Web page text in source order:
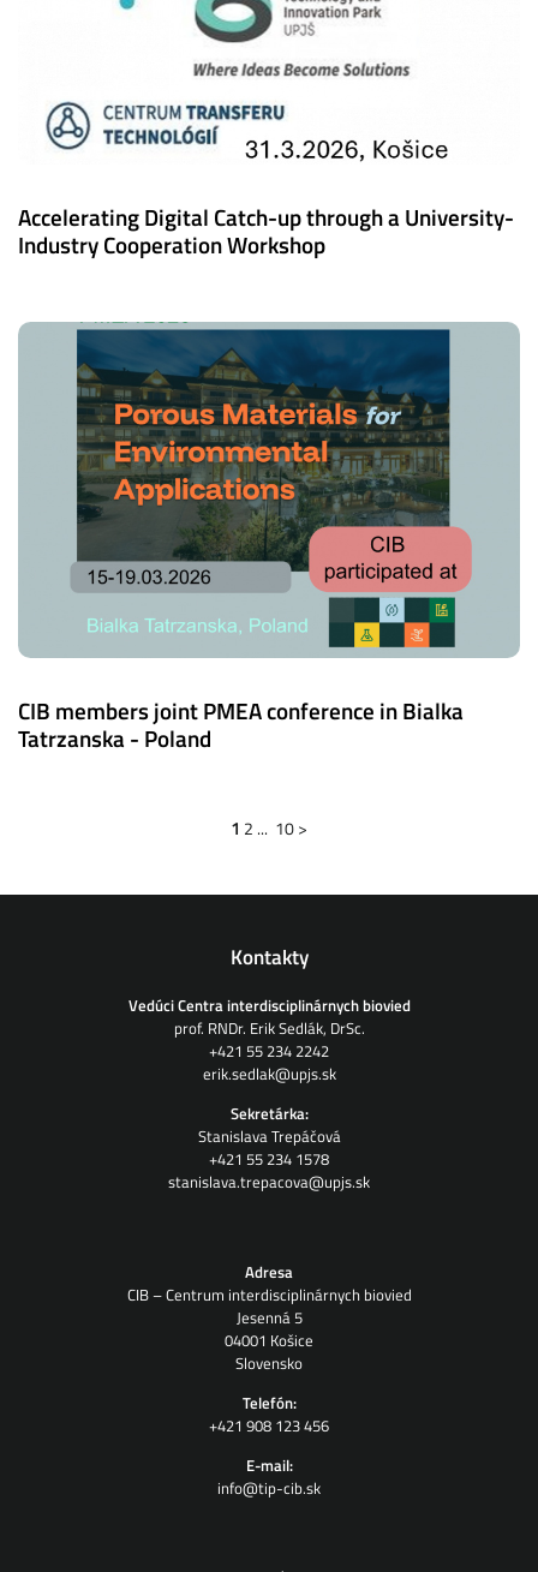
Accelerating Digital Catch-up through a University-
Industry Cooperation Workshop
CIB members joint PMEA conference in Bialka
Tatrzanska - Poland
1 2 ... 10>
Kontakty
Vedúci Centra interdisciplinárnych biovied
prof. RNDr. Erik Sedlák, DrSc.
+421 55 234 2242
erik.sedlak@upjs.sk
Sekretárka:
Stanislava Trepáčová
+421 55 234 1578
stanislava.trepacova@upjs.sk
Adresa
CIB – Centrum interdisciplinárnych biovied
Jesenná 5
04001 Košice
Slovensko
Telefón:
+421 908 123 456
E-mail:
info@tip-cib.sk